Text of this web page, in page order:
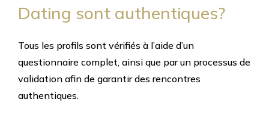
Dating sont authentiques?
Tous les profils sont vérifiés à l’aide d’un
questionnaire complet, ainsi que par un processus de
validation afin de garantir des rencontres
authentiques.